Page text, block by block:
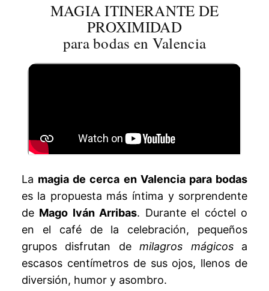
MAGIA ITINERANTE DE
PROXIMIDAD
para bodas en Valencia
La magia de cerca en Valencia para bodas
es la propuesta más íntima y sorprendente
de Mago Iván Arribas. Durante el cóctel o
en el café de la celebración, pequeños
grupos disfrutan demilagros mágicosa
escasos centímetros de sus ojos, llenos de
diversión, humor y asombro.